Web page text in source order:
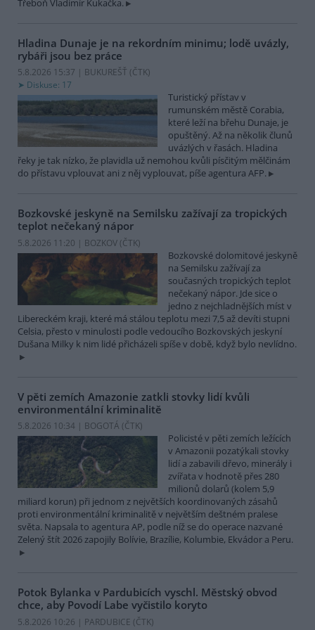
Třeboň Vladimír Kukačka.
Hladina Dunaje je na rekordním minimu; lodě uvázly,
rybáři jsou bez práce
5.8.2026 15:37 | BUKUREŠŤ (ČTK)
Diskuse: 17
Turistický přístav v
rumunském městě Corabia,
které leží na břehu Dunaje, je
opuštěný. Až na několik člunů
uvázlých v řasách. Hladina
řeky je tak nízko, že plavidla už nemohou kvůli písčitým mělčinám
do přístavu vplouvat ani z něj vyplouvat, píše agentura AFP.
Bozkovské jeskyně na Semilsku zažívají za tropických
teplot nečekaný nápor
5.8.2026 11:20 | BOZKOV (ČTK)
Bozkovské dolomitové jeskyně
na Semilsku zažívají za
současných tropických teplot
nečekaný nápor. Jde sice o
jedno z nejchladnějších míst v
Libereckém kraji, které má stálou teplotu mezi 7,5 až devíti stupni
Celsia, přesto v minulosti podle vedoucího Bozkovských jeskyní
Dušana Milky k nim lidé přicházeli spíše v době, když bylo nevlídno.
V pěti zemích Amazonie zatkli stovky lidí kvůli
environmentální kriminalitě
5.8.2026 10:34 | BOGOTÁ (ČTK)
Policisté v pěti zemích ležících
v Amazonii pozatýkali stovky
lidí a zabavili dřevo, minerály i
zvířata v hodnotě přes 280
milionů dolarů (kolem 5,9
miliard korun) při jednom z největších koordinovaných zásahů
proti environmentální kriminalitě v největším deštném pralese
světa. Napsala to agentura AP, podle níž se do operace nazvané
Zelený štít 2026 zapojily Bolívie, Brazílie, Kolumbie, Ekvádor a Peru.
Potok Bylanka v Pardubicích vyschl. Městský obvod
chce, aby Povodí Labe vyčistilo koryto
5.8.2026 10:26 | PARDUBICE (ČTK)